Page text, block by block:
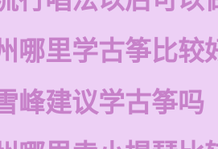
哪里学古筝比较
峰建议学古筝吗